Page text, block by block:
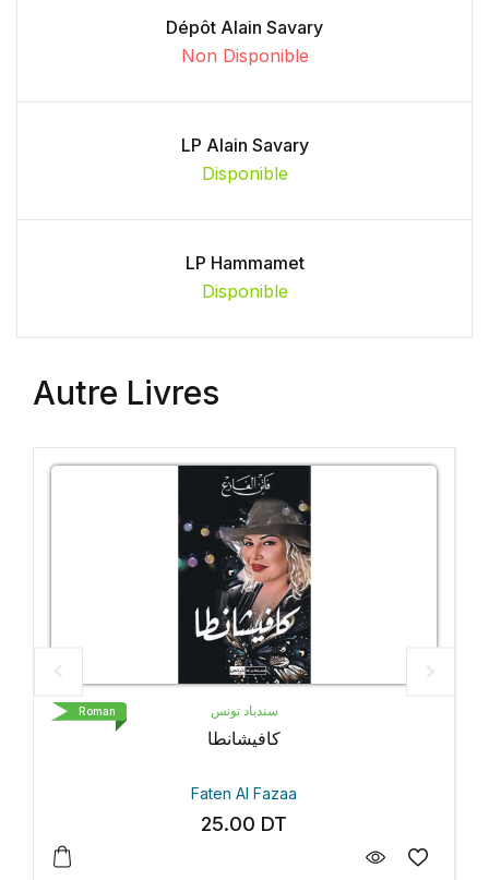
Dépôt Alain Savary
Non Disponible
LP Alain Savary
Disponible
LP Hammamet
Disponible
Autre Livres
سندباد تونس
كافيشانطا
Faten Al Fazaa
25.00DT
Roman